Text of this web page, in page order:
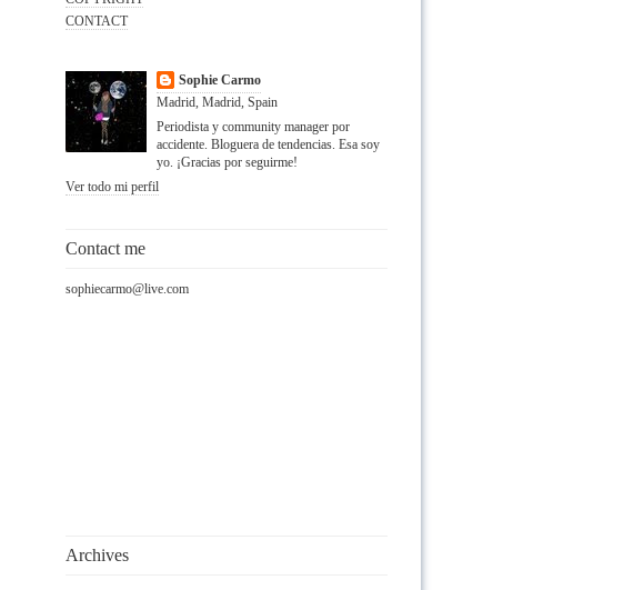
CONTACT
Sophie Carmo
Madrid, Madrid, Spain
Periodista y community manager por
accidente. Bloguera de tendencias. Esa soy
yo. ¡Gracias por seguirme!
Ver todo mi perfil
Contact me
sophiecarmo@live.com
Archives